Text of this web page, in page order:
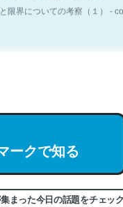
少ないので貴重な良記事
ークで知る
まった今日の話題をチェック